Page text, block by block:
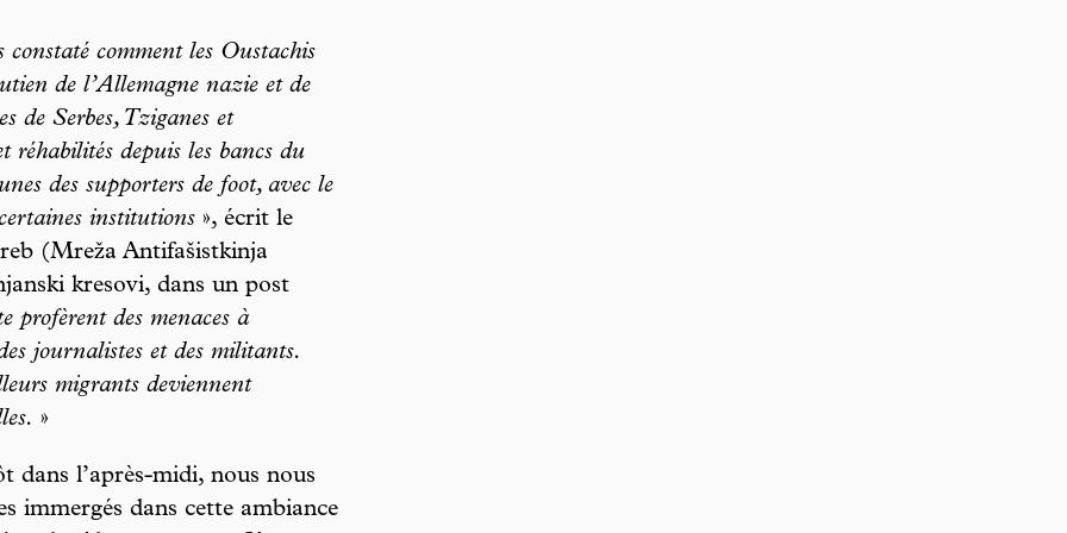
constaté comment les Oustachis
de l’Allemagne nazie et de
de Serbes, Tziganes et
depuis les bancs du
des supporters de foot, avec le
institutions », écrit le
(Mreža Antifašistkinja
kresovi, dans un post
profèrent des menaces à
journalistes et des militants.
migrants deviennent
»
dans l’après-midi, nous nous
immergés dans cette ambiance